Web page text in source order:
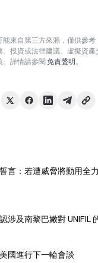
來自第三方來源，僅供參
投資或法律建議。虛擬資
。詳情請參閱 免責聲明。
言：若遭威脅將動用全
涉及南黎巴嫩對 UNIFIL
國進行下一輪會談